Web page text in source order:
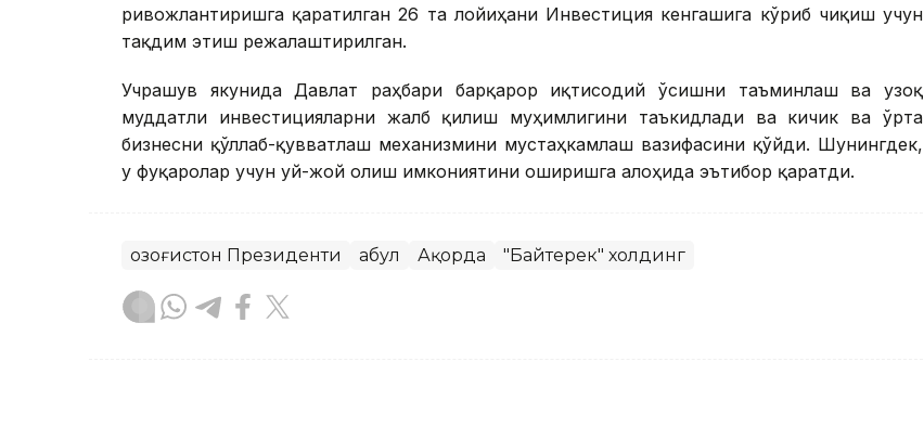
ривожлантиришга қаратилган 26 та лойиҳани Инвестиция кенгашига кўриб чиқиш учун
тақдим этиш режалаштирилган.
Учрашув якунида Давлат раҳбари барқарор иқтисодий ўсишни таъминлаш ва узоқ
муддатли инвестицияларни жалб қилиш муҳимлигини таъкидлади ва кичик ва ўрта
бизнесни қўллаб-қувватлаш механизмини мустаҳкамлаш вазифасини қўйди. Шунингдек,
у фуқаролар учун уй-жой олиш имкониятини оширишга алоҳида эътибор қаратди.
Қозоғистон Президенти Қабул Ақорда "Байтерек" холдинг